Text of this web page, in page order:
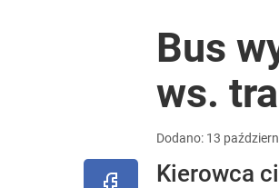
Temu, Shein i AliExpress już
Bus
ws.
Dodano: 13
Kierowca